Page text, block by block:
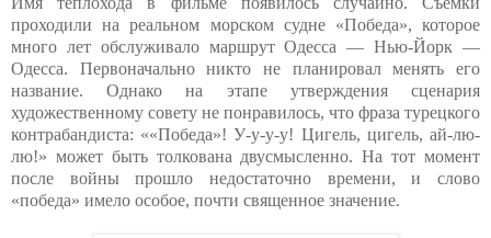
проходили на реальном морском судне «Победа», которое
много лет обслуживало маршрут Одесса — Нью-Йорк —
Одесса. Первоначально никто не планировал менять его
название. Однако на этапе утверждения сценария
художественному совету не понравилось, что фраза турецкого
контрабандиста: ««Победа»! У-у-у-у! Цигель, цигель, ай-лю-
лю!» может быть толкована двусмысленно. На тот момент
после войны прошло недостаточно времени, и слово
«победа» имело особое, почти священное значение.